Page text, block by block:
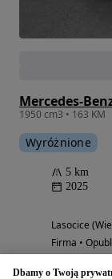
1950 cm3 • 163 KM
Wyróżnione
5 km
2025
Lasocice
Firma •
Dbamy o Twoją